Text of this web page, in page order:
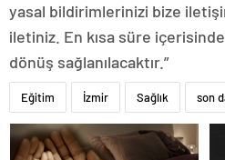
yasal bildirimlerinizi bize
iletiniz. En kısa süre
dönüş sağlanılacaktır.”
Eğitim İzmir Sağlık son